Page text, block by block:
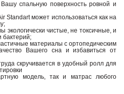
спальную поверхность ровной и
Standart может использоваться как на
экологически чистые, не токсичные, и
бактерий;
материалы с ортопедическим
Вашего сна и избавиться от
скручивается в удобный ролл для
модель, так и матрас любого